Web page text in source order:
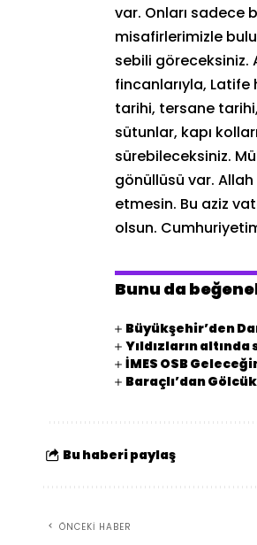
var. Onları sadece
misafirlerimizle
sebili göreceksiniz.
fincanlarıyla, Latife
tarihi, tersane
sütunlar, kapı
sürebileceksiniz.
gönüllüsü var.
etmesin. Bu aziz
olsun.
Bunu da
Büyükşehir’den
Yıldızların
İMES OSB
Baraçlı’dan
Bu haberi paylaş
ÖNCEKI HABER